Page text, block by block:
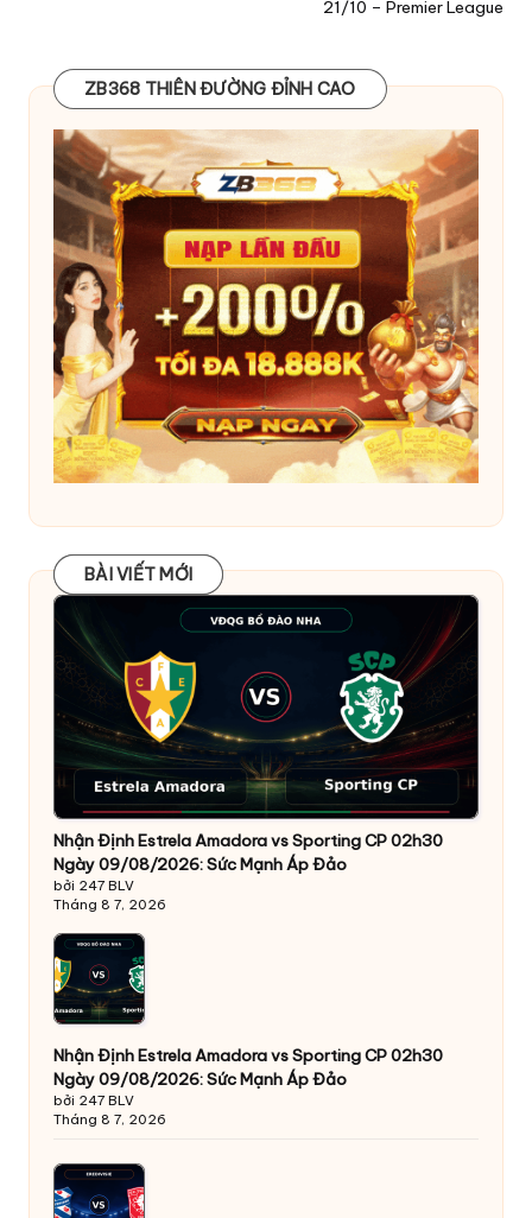
21/10 – Premier League
ZB368 THIÊN ĐƯỜNG ĐỈNH CAO
BÀI VIẾT MỚI
BÀI VIẾT MỚI
Nhận Định Estrela Amadora vs Sporting CP 02h30
Ngày 09/08/2026: Sức Mạnh Áp Đảo
bởi 247 BLV
Tháng 8 7, 2026
Nhận Định Estrela Amadora vs Sporting CP 02h30
Ngày 09/08/2026: Sức Mạnh Áp Đảo
bởi 247 BLV
Tháng 8 7, 2026